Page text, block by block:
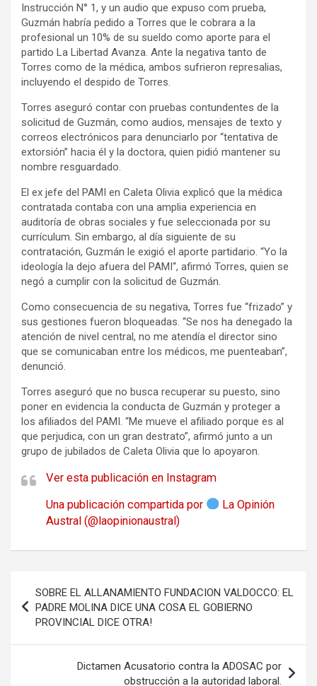
Instrucción N° 1, y un audio que expuso com prueba,
Guzmán habría pedido a Torres que le cobrara a la
profesional un 10% de su sueldo como aporte para el
partido La Libertad Avanza. Ante la negativa tanto de
Torres como de la médica, ambos sufrieron represalias,
incluyendo el despido de Torres.
Torres aseguró contar con pruebas contundentes de la
solicitud de Guzmán, como audios, mensajes de texto y
correos electrónicos para denunciarlo por “tentativa de
extorsión” hacia él y la doctora, quien pidió mantener su
nombre resguardado.
El ex jefe del PAMI en Caleta Olivia explicó que la médica
contratada contaba con una amplia experiencia en
auditoría de obras sociales y fue seleccionada por su
currículum. Sin embargo, al día siguiente de su
contratación, Guzmán le exigió el aporte partidario. “Yo la
ideología la dejo afuera del PAMI“, afirmó Torres, quien se
negó a cumplir con la solicitud de Guzmán.
Como consecuencia de su negativa, Torres fue “frizado” y
sus gestiones fueron bloqueadas. “Se nos ha denegado la
atención de nivel central, no me atendía el director sino
que se comunicaban entre los médicos, me puenteaban”,
denunció.
Torres aseguró que no busca recuperar su puesto, sino
poner en evidencia la conducta de Guzmán y proteger a
los afiliados del PAMI. “Me mueve el afiliado porque es al
que perjudica, con un gran destrato”, afirmó junto a un
grupo de jubilados de Caleta Olivia que lo apoyaron.
Ver esta publicación en Instagram
Una publicación compartida por
La Opinión
Austral (@laopinionaustral)
de
entradas
SOBRE EL ALLANAMIENTO FUNDACION VALDOCCO: EL
PADRE MOLINA DICE UNA COSA EL GOBIERNO
PROVINCIAL DICE OTRA!
Dictamen Acusatorio contra la ADOSAC por
obstrucción a la autoridad laboral.